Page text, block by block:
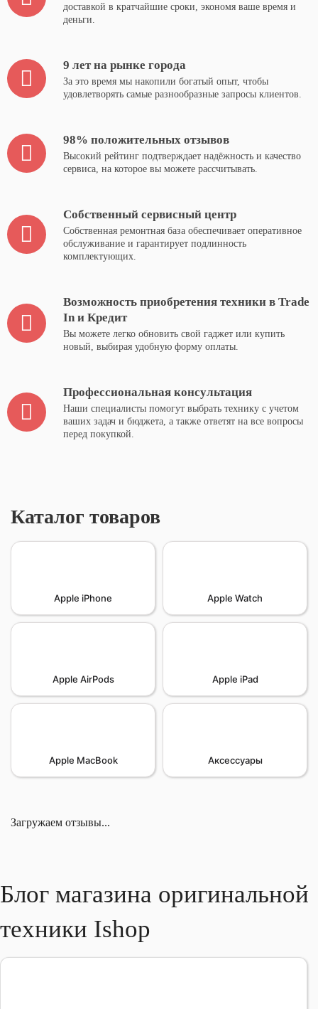
доставкой в кратчайшие сроки, экономя ваше время и
деньги.
9 лет на рынке города
За это время мы накопили богатый опыт, чтобы
удовлетворять самые разнообразные запросы клиентов.
98% положительных отзывов
Высокий рейтинг подтверждает надёжность и качество
сервиса, на которое вы можете рассчитывать.
Собственный сервисный центр
Собственная ремонтная база обеспечивает оперативное
обслуживание и гарантирует подлинность
комплектующих.
Возможность приобретения техники в Trade
In и Кредит
Вы можете легко обновить свой гаджет или купить
новый, выбирая удобную форму оплаты.
Профессиональная консультация
Наши специалисты помогут выбрать технику с учетом
ваших задач и бюджета, а также ответят на все вопросы
перед покупкой.
Каталог товаров
Apple iPhone Apple Watch
Apple AirPods Apple iPad
Apple MacBook Аксессуары
Загружаем отзывы...
Блог магазина оригинальной
техники Ishop